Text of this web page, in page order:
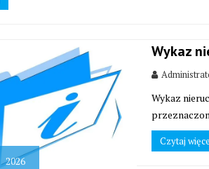
2026
Wykaz
Wykaz
Czytaj